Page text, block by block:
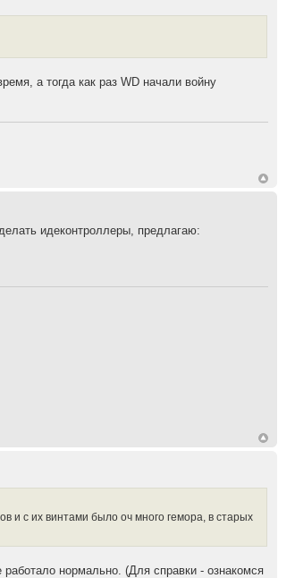
а тогда как раз WD начали войну
идеконтроллеры, предлагаю:
и с их винтами было оч много гемора, в старых
нормально. (Для справки - ознакомся